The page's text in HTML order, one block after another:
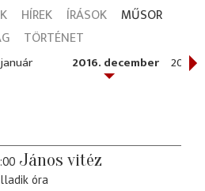
HÍREK ÍRÁSOK
MŰSOR
TÖRTÉNET
2016. december 2016.
János vitéz
óra